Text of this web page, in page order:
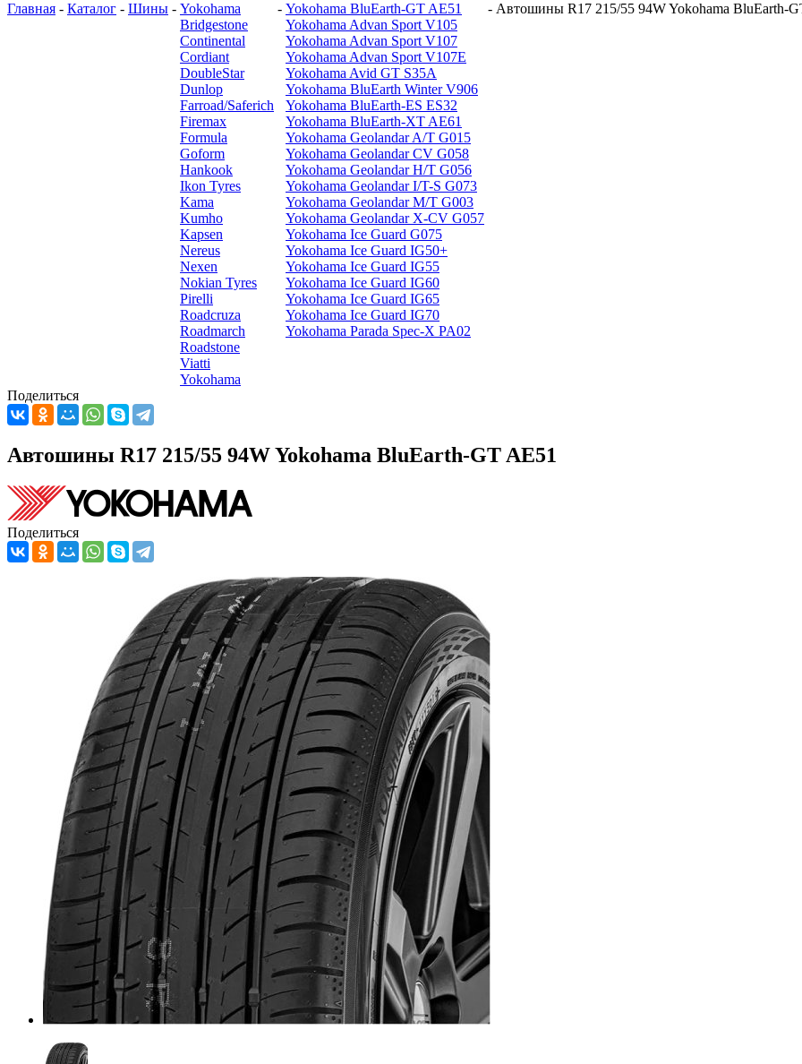
Главная - Каталог - Шины - Yokohama
Bridgestone
Continental
Cordiant
DoubleStar
Dunlop
Farroad/Saferich
Firemax
Formula
Goform
Hankook
Ikon Tyres
Kama
Kumho
Kapsen
Nereus
Nexen
Nokian Tyres
Pirelli
Roadcruza
Roadmarch
Roadstone
Viatti
Yokohama
- Yokohama BluEarth-GT AE51
Yokohama Advan Sport V105
Yokohama Advan Sport V107
Yokohama Advan Sport V107E
Yokohama Avid GT S35A
Yokohama BluEarth Winter V906
Yokohama BluEarth-ES ES32
Yokohama BluEarth-XT AE61
Yokohama Geolandar A/T G015
Yokohama Geolandar CV G058
Yokohama Geolandar H/T G056
Yokohama Geolandar I/T-S G073
Yokohama Geolandar M/T G003
Yokohama Geolandar X-CV G057
Yokohama Ice Guard G075
Yokohama Ice Guard IG50+
Yokohama Ice Guard IG55
Yokohama Ice Guard IG60
Yokohama Ice Guard IG65
Yokohama Ice Guard IG70
Yokohama Parada Spec-X PA02
- Автошины R17 215/55 94W Yokohama BluEarth-
Поделиться
Автошины R17 215/55 94W Yokohama BluEarth-GT AE51
Поделиться